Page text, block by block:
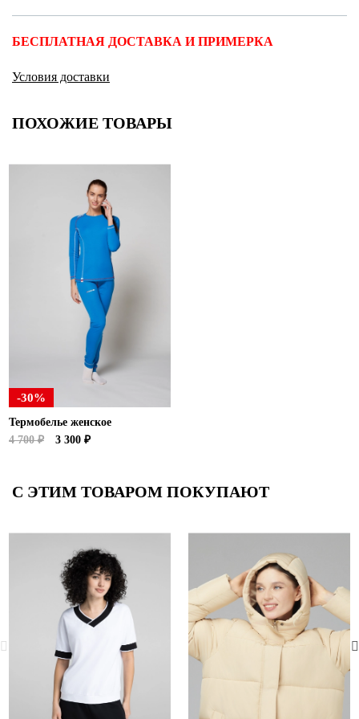
БЕСПЛАТНАЯ ДОСТАВКА И ПРИМЕРКА
Условия доставки
ПОХОЖИЕ ТОВАРЫ
-30%
Термобелье женское
4 700 ₽
3 300 ₽
С ЭТИМ ТОВАРОМ ПОКУПАЮТ